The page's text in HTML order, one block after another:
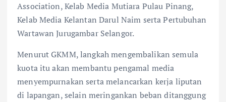
Association, Kelab Media Mutiara Pulau Pinang,
Kelab Media Kelantan Darul Naim serta Pertubuhan
Wartawan Jurugambar Selangor.
Menurut GKMM, langkah mengembalikan semula
kuota itu akan membantu pengamal media
menyempurnakan serta melancarkan kerja liputan
di lapangan, selain meringankan beban ditanggung